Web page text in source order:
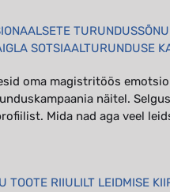
SOTSIAALTURUNDUSE
oma magistritöös
näitel.
Mida nad aga veel
TOOTE RIIULILT LEIDMISE